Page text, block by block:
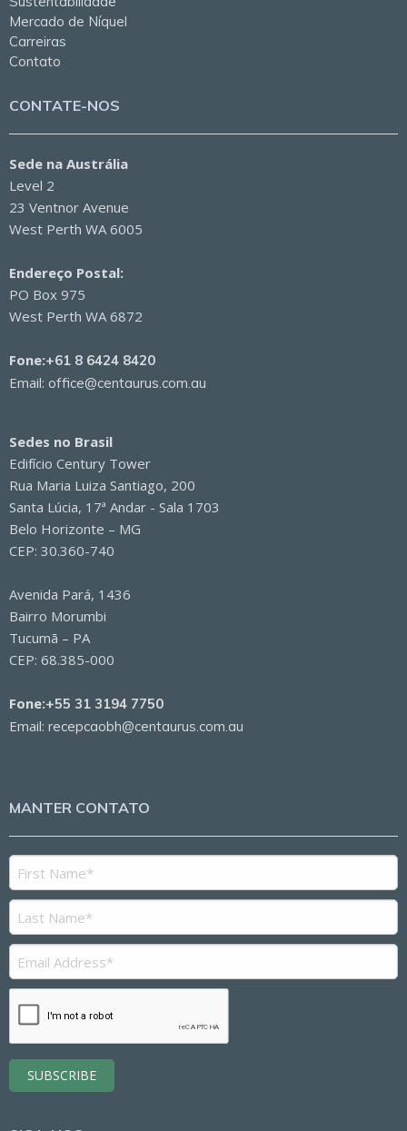
Mercado de Níquel
Carreiras
Contato
CONTATE-NOS
Sede na Austrália
Level 2
23 Ventnor Avenue
West Perth WA 6005
Endereço Postal:
PO Box 975
West Perth WA 6872
Fone:+61 8 6424 8420
Email: office@centaurus.com.au
Sedes no Brasil
Edifício Century Tower
Rua Maria Luiza Santiago, 200
Santa Lúcia, 17ª Andar - Sala 1703
Belo Horizonte – MG
CEP: 30.360-740
Avenida Pará, 1436
Bairro Morumbi
Tucumã – PA
CEP: 68.385-000
Fone:+55 31 3194 7750
Email: recepcaobh@centaurus.com.au
MANTER CONTATO